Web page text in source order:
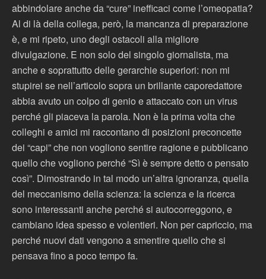
abbindolare anche da “cure” inefficaci come l’omeopatia?
Al di là della collega, però, la mancanza di preparazione
è, e mi ripeto, uno degli ostacoli alla migliore
divulgazione. E non solo del singolo giornalista, ma
anche e soprattutto delle gerarchie superiori: non mi
stupirei se nell’articolo sopra un brillante caporedattore
abbia avuto un colpo di genio e attaccato con un virus
perché gli piaceva la parola. Non è la prima volta che
colleghi e amici mi raccontano di posizioni preconcette
dei “capi” che non vogliono sentire ragione e pubblicano
quello che vogliono perché “Sì è sempre detto o pensato
così”. Dimostrando in tal modo un’altra ignoranza, quella
del meccanismo della scienza: la scienza e la ricerca
sono interessanti anche perché si autocorreggono, e
cambiano idea spesso e volentieri. Non per capriccio, ma
perché nuovi dati vengono a smentire quello che si
pensava fino a poco tempo fa.